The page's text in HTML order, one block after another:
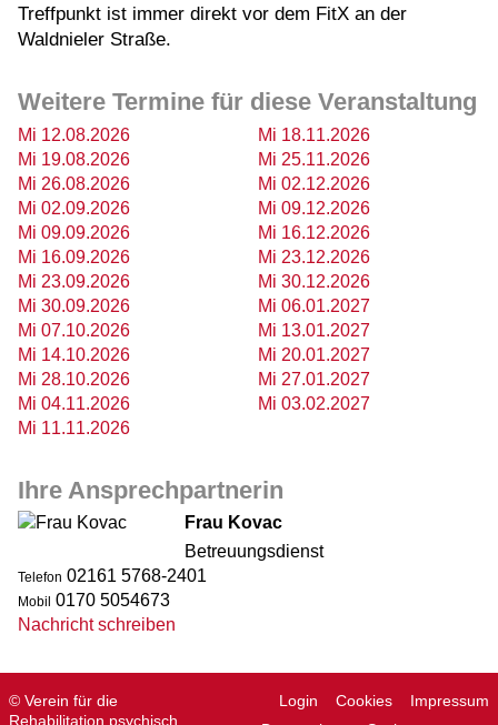
Treffpunkt ist immer direkt vor dem FitX an der
Waldnieler Straße.
Weitere Termine für diese Veranstaltung
Mi 12.08.2026
Mi 19.08.2026
Mi 26.08.2026
Mi 02.09.2026
Mi 09.09.2026
Mi 16.09.2026
Mi 23.09.2026
Mi 30.09.2026
Mi 07.10.2026
Mi 14.10.2026
Mi 28.10.2026
Mi 04.11.2026
Mi 11.11.2026
Mi 18.11.2026
Mi 25.11.2026
Mi 02.12.2026
Mi 09.12.2026
Mi 16.12.2026
Mi 23.12.2026
Mi 30.12.2026
Mi 06.01.2027
Mi 13.01.2027
Mi 20.01.2027
Mi 27.01.2027
Mi 03.02.2027
Ihre Ansprechpartnerin
Frau Kovac
Betreuungsdienst
Telefon 02161 5768-2401
Mobil 0170 5054673
Nachricht schreiben
© Verein für die
Rehabilitation psychisch
Login Cookies
Impressum